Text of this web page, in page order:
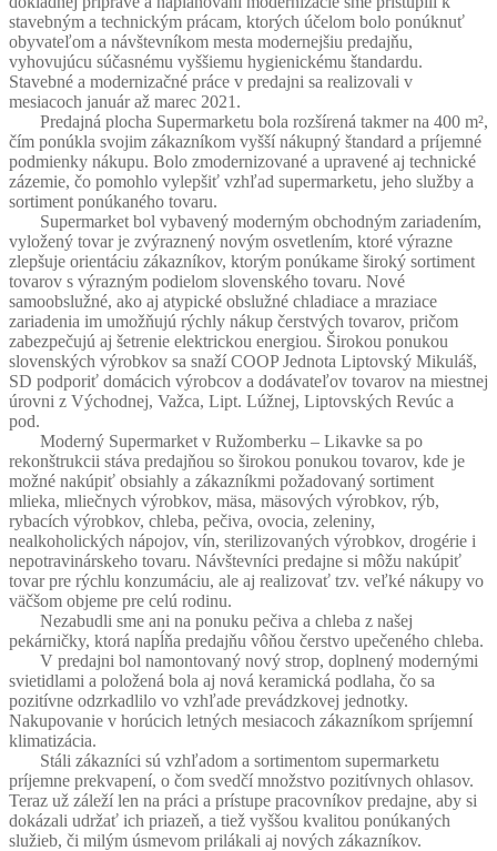
stavebným a technickým prácam, ktorých účelom bolo ponúknuť
obyvateľom a návštevníkom mesta modernejšiu predajňu,
vyhovujúcu súčasnému vyššiemu hygienickému štandardu.
Stavebné a modernizačné práce v predajni sa realizovali v
mesiacoch január až marec 2021.
Predajná plocha Supermarketu bola rozšírená takmer na 400 m²,
čím ponúkla svojim zákazníkom vyšší nákupný štandard a príjemné
podmienky nákupu. Bolo zmodernizované a upravené aj technické
zázemie, čo pomohlo vylepšiť vzhľad supermarketu, jeho služby a
sortiment ponúkaného tovaru.
Supermarket bol vybavený moderným obchodným zariadením,
vyložený tovar je zvýraznený novým osvetlením, ktoré výrazne
zlepšuje orientáciu zákazníkov, ktorým ponúkame široký sortiment
tovarov s výrazným podielom slovenského tovaru. Nové
samoobslužné, ako aj atypické obslužné chladiace a mraziace
zariadenia im umožňujú rýchly nákup čerstvých tovarov, pričom
zabezpečujú aj šetrenie elektrickou energiou. Širokou ponukou
slovenských výrobkov sa snaží COOP Jednota Liptovský Mikuláš,
SD podporiť domácich výrobcov a dodávateľov tovarov na miestnej
úrovni z Východnej, Važca, Lipt. Lúžnej, Liptovských Revúc a
pod.
Moderný Supermarket v Ružomberku – Likavke sa po
rekonštrukcii stáva predajňou so širokou ponukou tovarov, kde je
možné nakúpiť obsiahly a zákazníkmi požadovaný sortiment
mlieka, mliečnych výrobkov, mäsa, mäsových výrobkov, rýb,
rybacích výrobkov, chleba, pečiva, ovocia, zeleniny,
nealkoholických nápojov, vín, sterilizovaných výrobkov, drogérie i
nepotravinárskeho tovaru. Návštevníci predajne si môžu nakúpiť
tovar pre rýchlu konzumáciu, ale aj realizovať tzv. veľké nákupy vo
väčšom objeme pre celú rodinu.
Nezabudli sme ani na ponuku pečiva a chleba z našej
pekárničky, ktorá napĺňa predajňu vôňou čerstvo upečeného chleba.
V predajni bol namontovaný nový strop, doplnený modernými
svietidlami a položená bola aj nová keramická podlaha, čo sa
pozitívne odzrkadlilo vo vzhľade prevádzkovej jednotky.
Nakupovanie v horúcich letných mesiacoch zákazníkom spríjemní
klimatizácia.
Stáli zákazníci sú vzhľadom a sortimentom supermarketu
príjemne prekvapení, o čom svedčí množstvo pozitívnych ohlasov.
Teraz už záleží len na práci a prístupe pracovníkov predajne, aby si
dokázali udržať ich priazeň, a tiež vyššou kvalitou ponúkaných
služieb, či milým úsmevom prilákali aj nových zákazníkov.